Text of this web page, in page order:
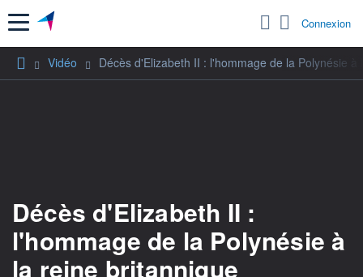
Menu Connexion
Vidéo Décès d'Elizabeth II : l'hommage de la Polynésie
Décès d'Elizabeth II :
l'hommage de la Polynésie à
la reine britannique